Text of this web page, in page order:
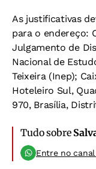
As justificativas
para o endereço:
Julgamento de
Nacional de
Teixeira (Inep);
Hoteleiro Sul,
970, Brasília,
Tudo sobre
Entre no